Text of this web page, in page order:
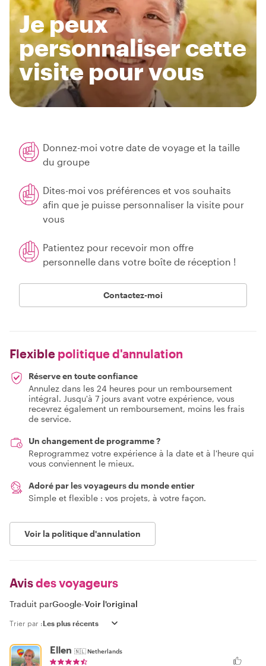
Je peux
personnaliser cette
visite pour vous
Donnez-moi votre date de voyage et la taille
du groupe
Dites-moi vos préférences et vos souhaits
afin que je puisse personnaliser la visite pour
vous
Patientez pour recevoir mon offre
personnelle dans votre boîte de réception !
Contactez-moi
Flexible politique d'annulation
Réserve en toute confiance
Annulez dans les 24 heures pour un remboursement
intégral. Jusqu'à 7 jours avant votre expérience, vous
recevrez également un remboursement, moins les frais
de service.
Un changement de programme ?
Reprogrammez votre expérience à la date et à l'heure qui
vous conviennent le mieux.
Adoré par les voyageurs du monde entier
Simple et flexible : vos projets, à votre façon.
Voir la politique d'annulation
Avisdes voyageurs
Traduit parGoogle-Voir l'original
Trier par :
Ellen 🇳🇱Netherlands